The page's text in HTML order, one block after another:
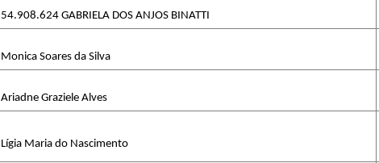
54.908.624 GABRIELA DOS ANJOS BINATTI
Monica Soares da Silva
Ariadne Graziele Alves
Lígia Maria do Nascimento